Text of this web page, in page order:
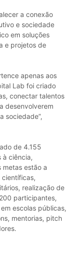
a conexão
e sociedade
em soluções
e projetos de
apenas aos
Lab foi criado
conectar talentos
desenvolverem
sociedade”,
de 4.155
à ciência,
metas estão a
realização de
participantes,
escolas públicas,
mentorias, pitch